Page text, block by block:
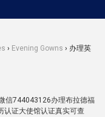
› Evening Gowns › 办理英
信744043126办理布拉德福
认证大使馆认证真实可查